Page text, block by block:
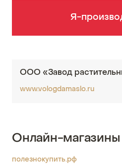
Я-
ООО «Завод
www.vologdamaslo.ru
Онлайн-магазины
полезнокупить.рф